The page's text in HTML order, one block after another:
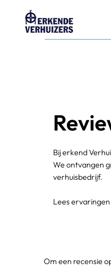
Bij erkend
We ontvangen
verhuisbedrijf.
Lees
Om een recensie